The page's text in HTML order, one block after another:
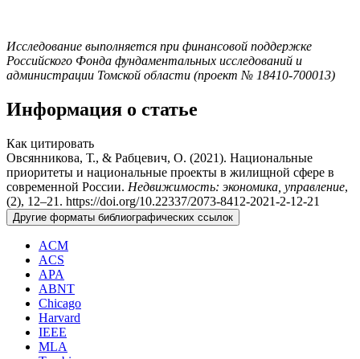
Исследование выполняется при финансо­вой поддержке
Российского Фонда фундаментальных иссле­дований и
администрации Томской области (проект № 18­410-700013)
Информация о статье
Как цитировать
Овсянникова, Т., & Рабцевич, О. (2021). Национальные
приоритеты и национальные проекты в жилищной сфере в
современной России. Недвижимость: экономика, управление,
(2), 12–21. https://doi.org/10.22337/2073-8412-2021-2-12-21
Другие форматы библиографических ссылок
ACM
ACS
APA
ABNT
Chicago
Harvard
IEEE
MLA